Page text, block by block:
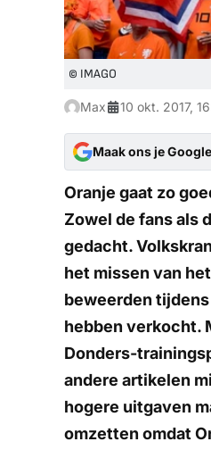
© IMAGO
Max 10 okt. 2017,
Maak ons je
Oranje gaat zo
Zowel de fans als
gedacht.
het missen van
beweerden
hebben verkocht.
Donders-
andere artikelen
hogere uitgaven
omzetten omdat